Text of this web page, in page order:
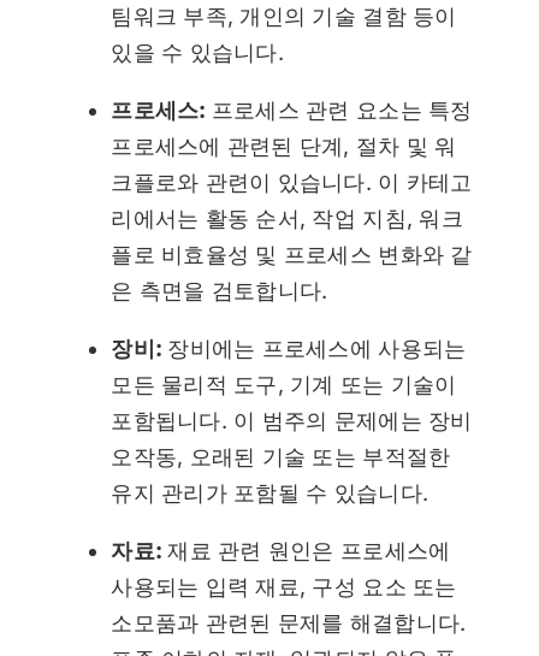
팀워크 부족, 개인의 기술 결함 등이
있을 수 있습니다.
프로세스: 프로세스 관련 요소는 특정
프로세스에 관련된 단계, 절차 및 워
크플로와 관련이 있습니다. 이 카테고
리에서는 활동 순서, 작업 지침, 워크
플로 비효율성 및 프로세스 변화와 같
은 측면을 검토합니다.
장비: 장비에는 프로세스에 사용되는
모든 물리적 도구, 기계 또는 기술이
포함됩니다. 이 범주의 문제에는 장비
오작동, 오래된 기술 또는 부적절한
유지 관리가 포함될 수 있습니다.
자료:재료 관련 원인은 프로세스에
사용되는 입력 재료, 구성 요소 또는
소모품과 관련된 문제를 해결합니다.